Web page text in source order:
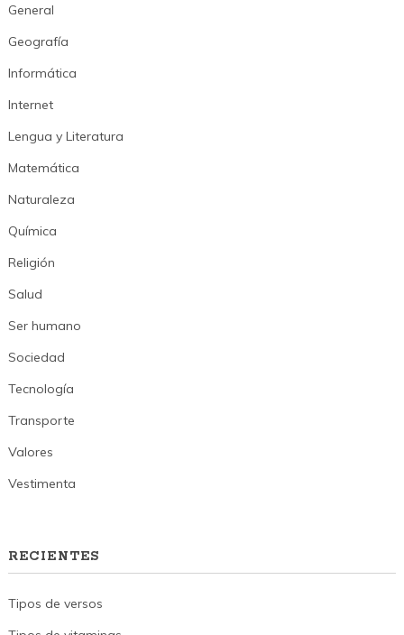
General
Geografía
Informática
Internet
Lengua y Literatura
Matemática
Naturaleza
Química
Religión
Salud
Ser humano
Sociedad
Tecnología
Transporte
Valores
Vestimenta
RECIENTES
Tipos de versos